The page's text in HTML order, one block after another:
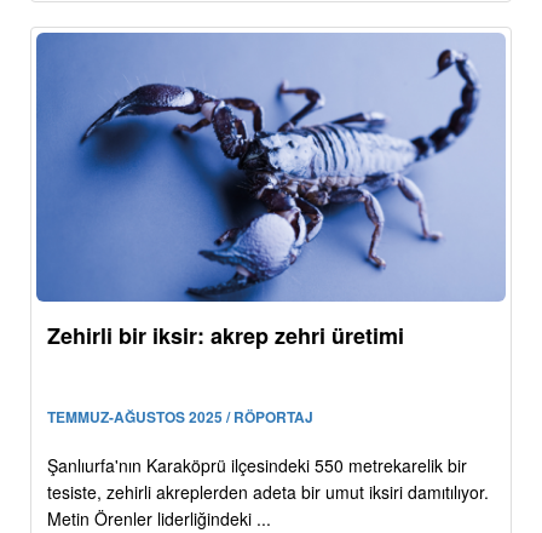
Zehirli bir iksir: akrep zehri üretimi
TEMMUZ-AĞUSTOS 2025 / RÖPORTAJ
Şanlıurfa'nın Karaköprü ilçesindeki 550 metrekarelik bir
tesiste, zehirli akreplerden adeta bir umut iksiri damıtılıyor.
Metin Örenler liderliğindeki ...